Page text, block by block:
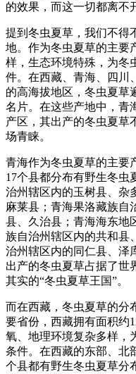
的效果，而这一切都离不
提到冬虫夏草，我们不得
地。作为冬虫夏草的主要
样，生态环境特殊，为冬
件。在西藏、青海、四川
的高海拔地区，冬虫夏草
名片。在这些产地中，青
产区，其出产的冬虫夏草
场青睐。
青海作为冬虫夏草的主要
17个县都分布有野生冬虫
治州辖区内的玉树县、杂
麻莱县；青海果洛藏族自
县、久治县；青海海东地
族自治州辖区内的共和县
治州辖区内的同仁县、泽
出产的冬虫夏草占据了世
其实的“冬虫夏草王国”。
而在西藏，冬虫夏草的分
要省份，西藏拥有面积约
氧、地理环境复杂多样，
条件。在西藏的东部、北
个县都有野生冬虫夏草分